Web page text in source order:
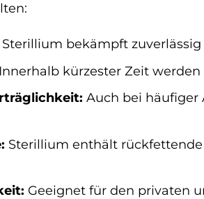
Sterillium bekämpft
Innerhalb kürzester Zeit
Auch bei
Sterillium enthält
Geeignet für den privaten